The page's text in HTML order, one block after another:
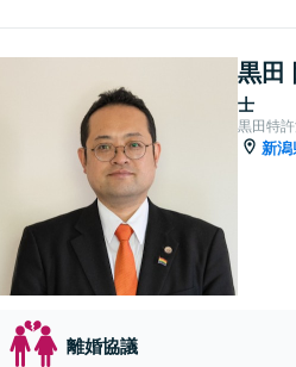
黒田
士
黒田特
新潟
離婚協議